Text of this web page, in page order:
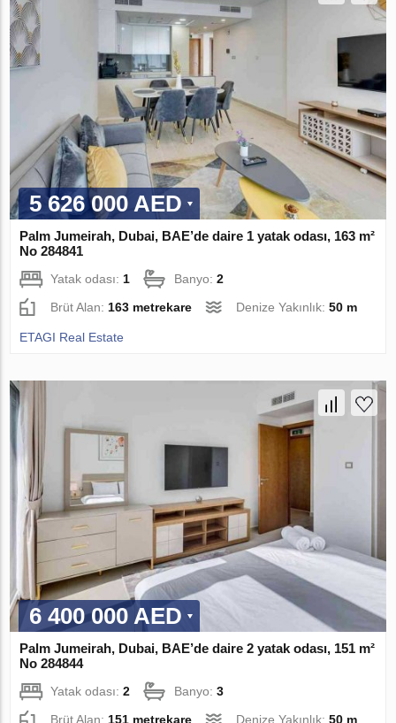
5 626 000 AED
Palm Jumeirah, Dubai, BAE’de daire 1 yatak odası, 163 m²
No 284841
Yatak odası:1 Banyo:2
Brüt Alan:163 metrekare Denize Yakınlık:50 m
ETAGI Real Estate
6 400 000 AED
Palm Jumeirah, Dubai, BAE’de daire 2 yatak odası, 151 m²
No 284844
Yatak odası:2 Banyo:3
Brüt Alan: 151 metrekare Denize Yakınlık:50 m